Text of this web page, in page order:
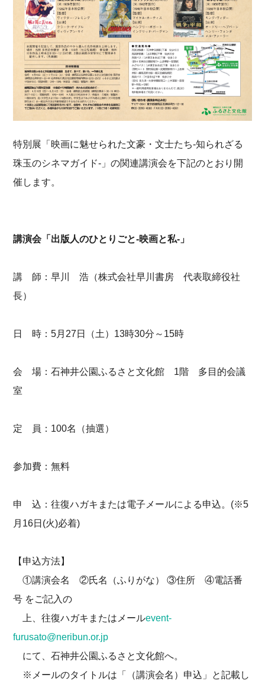
特別展「映画に魅せられた文豪・文士たち-知られざる
珠玉のシネマガイド-」の関連講演会を下記のとおり開
催します。
講演会「出版人のひとりごと-映画と私-」
講 師：早川 浩（株式会社早川書房 代表取締役社
長）
日 時：5月27日（土）13時30分～15時
会 場：石神井公園ふるさと文化館 1階 多目的会議
室
定 員：100名（抽選）
参加費：無料
申 込：往復ハガキまたは電子メールによる申込。(※5
月16日(火)必着)
【申込方法】
①講演会名 ②氏名（ふりがな） ③住所 ④電話番
号 をご記入の
上、往復ハガキまたはメールevent-
furusato@neribun.or.jp
にて、石神井公園ふるさと文化館へ。
※メールのタイトルは「（講演会名）申込」と記載し